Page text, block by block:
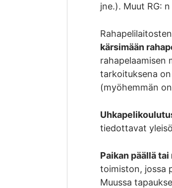
jne.). Muut RG:
kärsimään
rahapelaamisen
tarkoituksena
(myöhemmän
tiedottavat
Paikan päällä
toimiston, jossa
Muussa